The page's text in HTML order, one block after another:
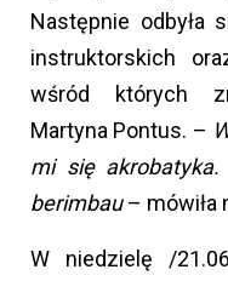
Następnie odbyła
instruktorskich
wśród których
Martyna Pontus. –
mi się
berimbau– mówiła
W niedzielę /